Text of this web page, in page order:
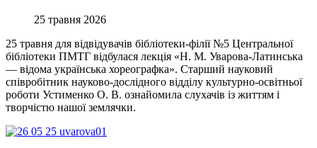
25 травня 2026
25 травня для відвідувачів бібліотеки-філії №5 Центральної
бібліотеки ПМТГ відбулася лекція «Н. М. Уварова-Латинська
— відома українська хореографка». Старший науковий
співробітник науково-дослідного відділу культурно-освітньої
роботи Устименко О. В. ознайомила слухачів із життям і
творчістю нашої землячки.